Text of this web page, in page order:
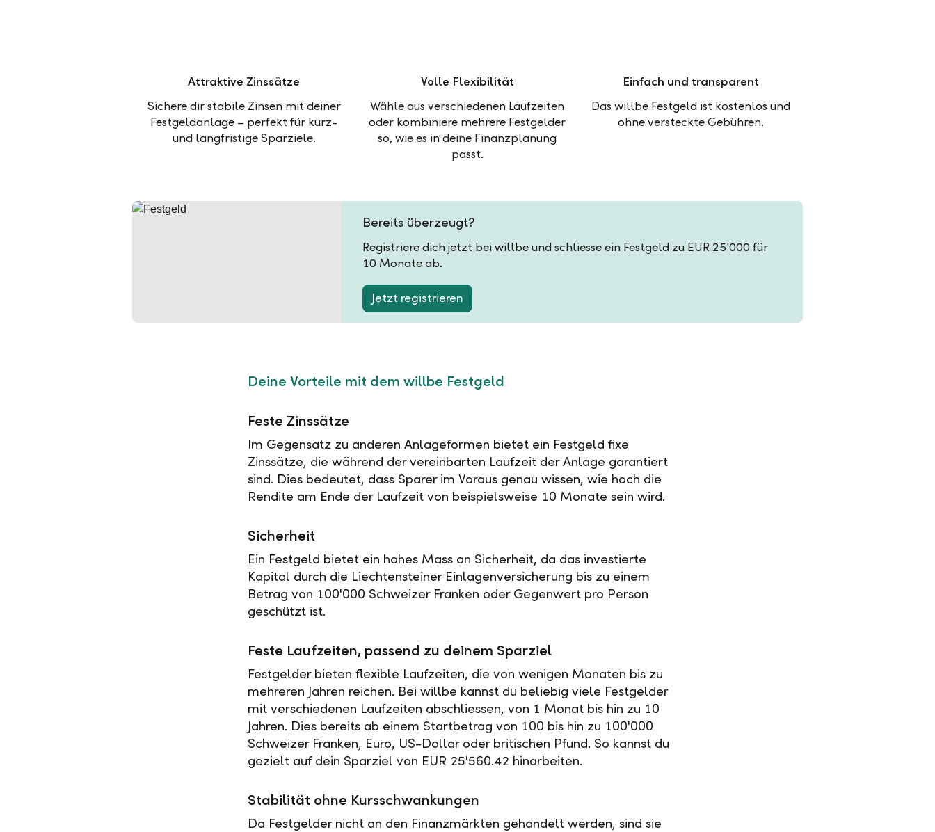
Attraktive Zinssätze
Sichere dir stabile Zinsen mit deiner
Festgeldanlage – perfekt für kurz-
und langfristige Sparziele.
Volle Flexibilität
Wähle aus verschiedenen Laufzeiten
oder kombiniere mehrere Festgelder
so, wie es in deine Finanzplanung
passt.
Einfach und transparent
Das willbe Festgeld ist kostenlos und
ohne versteckte Gebühren.
Bereits überzeugt?
Registriere dich jetzt bei willbe und schliesse ein Festgeld zu EUR 25'000 für
10 Monate ab.
Jetzt registrieren
Deine Vorteile mit dem willbe Festgeld
Feste Zinssätze
Im Gegensatz zu anderen Anlageformen bietet ein Festgeld fixe
Zinssätze, die während der vereinbarten Laufzeit der Anlage garantiert
sind. Dies bedeutet, dass Sparer im Voraus genau wissen, wie hoch die
Rendite am Ende der Laufzeit von beispielsweise 10 Monate sein wird.
Sicherheit
Ein Festgeld bietet ein hohes Mass an Sicherheit, da das investierte
Kapital durch die Liechtensteiner Einlagenversicherung bis zu einem
Betrag von 100'000 Schweizer Franken oder Gegenwert pro Person
geschützt ist.
Feste Laufzeiten, passend zu deinem Sparziel
Festgelder bieten flexible Laufzeiten, die von wenigen Monaten bis zu
mehreren Jahren reichen. Bei willbe kannst du beliebig viele Festgelder
mit verschiedenen Laufzeiten abschliessen, von 1 Monat bis hin zu 10
Jahren. Dies bereits ab einem Startbetrag von 100 bis hin zu 100'000
Schweizer Franken, Euro, US-Dollar oder britischen Pfund. So kannst du
gezielt auf dein Sparziel von EUR 25'560.42 hinarbeiten.
Stabilität ohne Kursschwankungen
Da Festgelder nicht an den Finanzmärkten gehandelt werden, sind sie